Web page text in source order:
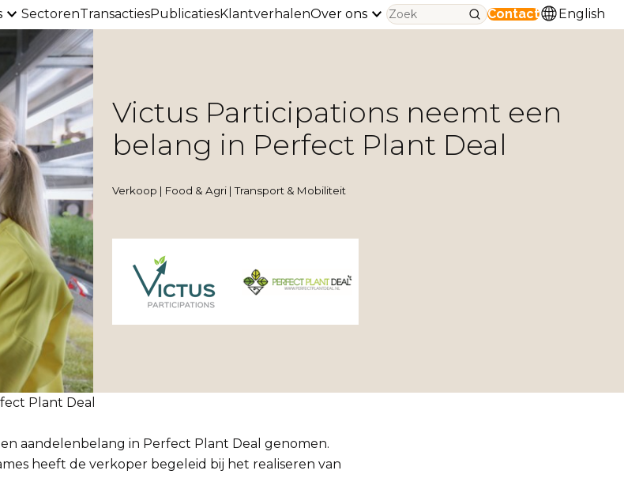
SectorenTransactiesPublicatiesKlantverhalenOver ons Contact English
Victus Participations neemt een
belang in Perfect Plant Deal
Verkoop | Food & Agri | Transport & Mobiliteit
Plant Deal
aandelenbelang in Perfect Plant Deal genomen.
heeft de verkoper begeleid bij het realiseren van